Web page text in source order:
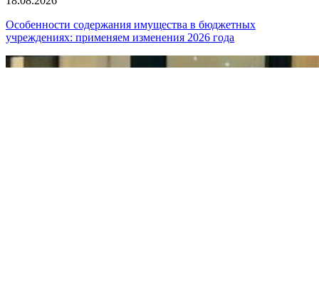
Особенности содержания имущества в бюджетных
учреждениях: применяем изменения 2026 года